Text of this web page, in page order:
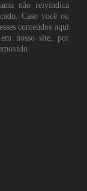
não reivindica
Caso você ou
conteúdos aqui
nosso site, por